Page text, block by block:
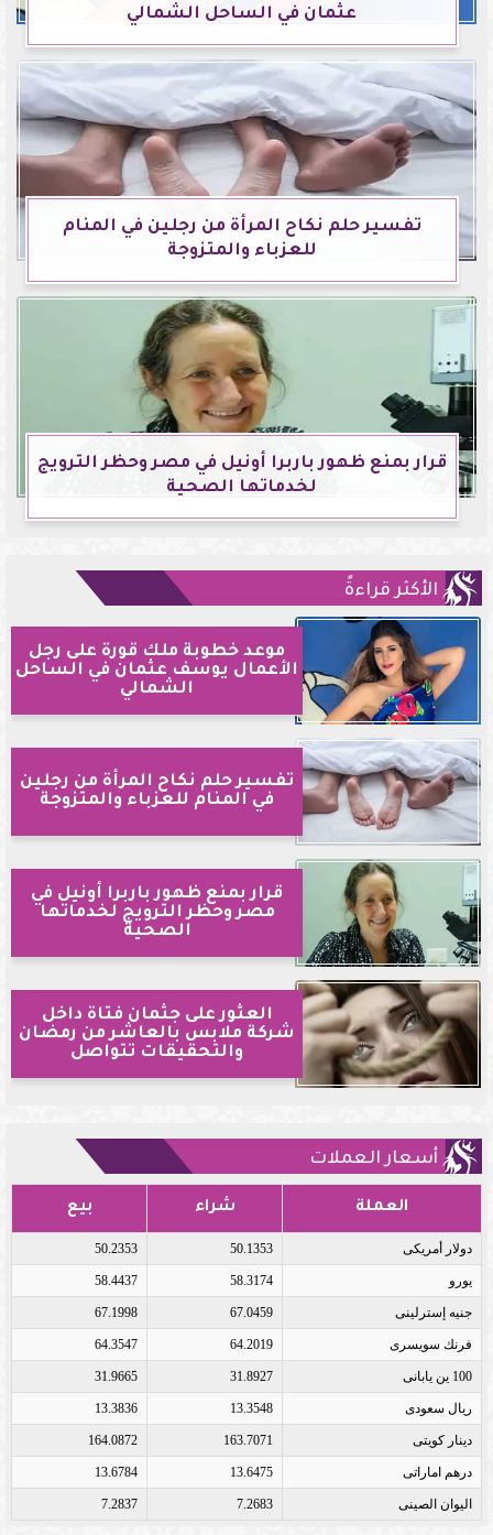
عثمان في الساحل الشمالي
تفسير حلم نكاح المرأة من رجلين في المنام
للعزباء والمتزوجة
قرار بمنع ظهور باربرا أونيل في مصر وحظر الترويج
لخدماتها الصحية
الأكثر قراءةً
موعد خطوبة ملك قورة على رجل
الأعمال يوسف عثمان في الساحل
الشمالي
تفسير حلم نكاح المرأة من رجلين
في المنام للعزباء والمتزوجة
قرار بمنع ظهور باربرا أونيل في
مصر وحظر الترويج لخدماتها
الصحية
العثور على جثمان فتاة داخل
شركة ملابس بالعاشر من رمضان
والتحقيقات تتواصل
أسعار العملات
العملة شراء بيع
دولار أمريكى 50.1353
50.2353
يورو 58.3174
58.4437
جنيه إسترلينى 67.0459
67.1998
فرنك سويسرى 64.2019
64.3547
100 ين يابانى 31.8927
31.9665
ريال سعودى 13.3548
13.3836
دينار كويتى 163.7071
164.0872
درهم اماراتى 13.6475
13.6784
اليوان الصينى 7.2683
7.2837